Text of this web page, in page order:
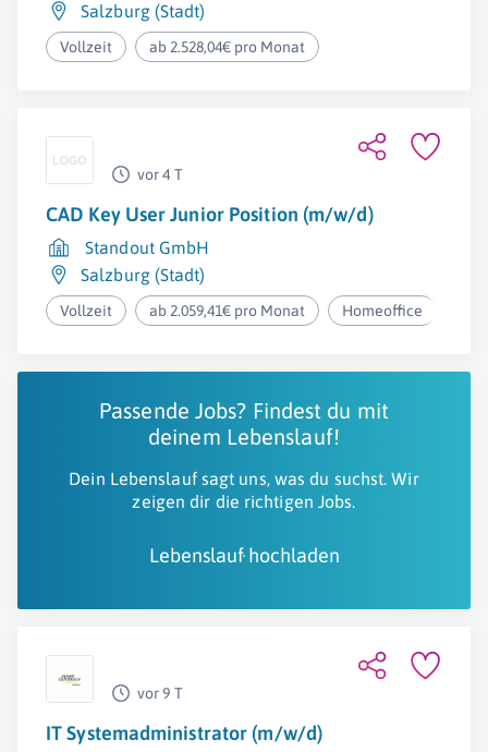
Salzburg (Stadt)
Vollzeit ab 2.528,04€ pro Monat
vor 4 T
CAD Key User Junior Position (m/w/d)
Standout GmbH
Salzburg (Stadt)
Vollzeit ab 2.059,41€ pro Monat Homeoffice
Passende Jobs? Findest du mit
deinem Lebenslauf!
Dein Lebenslauf sagt uns, was du suchst. Wir
zeigen dir die richtigen Jobs.
Lebenslauf hochladen
vor 9 T
IT Systemadministrator (m/w/d)